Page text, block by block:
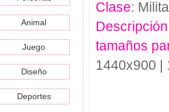
Animal
Juego
Diseño
Deportes
Clase:
Descripción
tamaños
1440x900 |